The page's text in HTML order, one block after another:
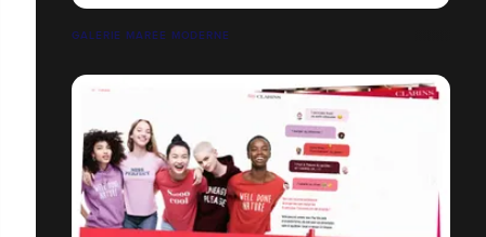
GALERIE MARÉE MODERNE